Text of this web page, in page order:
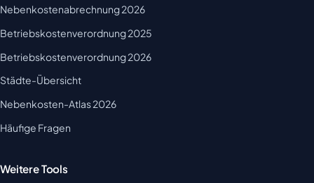
Nebenkostenabrechnung 2026
Betriebskostenverordnung 2025
Betriebskostenverordnung 2026
Städte-Übersicht
Nebenkosten-Atlas 2026
Häufige Fragen
Weitere Tools